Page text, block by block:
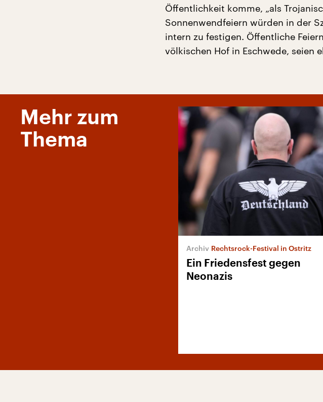
Öffentlichkeit komme, „als
Sonnenwendfeiern würden in der
intern zu festigen. Öffentliche
völkischen Hof in Eschwede, seien
Mehr zum
Thema
Rechtsrock-Festival in Ostritz
Ein Friedensfest gegen
Neonazis